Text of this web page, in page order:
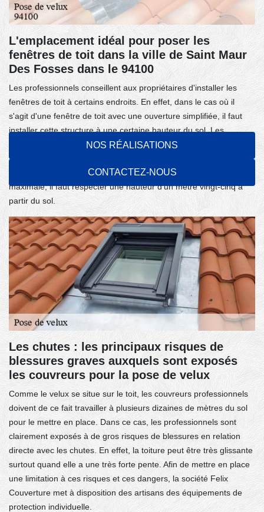
NOS RÉALISATIONS
CONTACTEZ-NOUS
L'emplacement idéal pour poser les
fenêtres de toit dans la ville de Saint Maur
Des Fosses dans le 94100
Les professionnels conseillent aux propriétaires d'installer les
fenêtres de toit à certains endroits. En effet, dans le cas où il
s'agit d'une fenêtre de toit avec une ouverture simplifiée, il faut
installer cette structure à une certaine hauteur du sol. Les
couvreurs professionnels estiment que la mise en place doit se
faire à un mètre quatre-vingt-cinq ou deux mètres trente du
parquet pour le haut du velux. Ensuite, afin d'établir une sécurité
maximale, il faut respecter une hauteur d’un mètre vingt-cinq à
partir du sol.
Les chutes : les principaux risques de
blessures graves auxquels sont exposés
les couvreurs pour la pose de velux
Comme le velux se situe sur le toit, les couvreurs professionnels
doivent de ce fait travailler à plusieurs dizaines de mètres du sol
pour le mettre en place. Dans ce cas, les professionnels sont
clairement exposés à de gros risques de blessures en relation
directe avec les chutes. En effet, la toiture peut être très glissante
surtout quand elle a une très forte pente. Afin de mettre en place
une limitation à ces risques et ces dangers, la société Felix
Couverture met à disposition des artisans des équipements de
protection individuelle.